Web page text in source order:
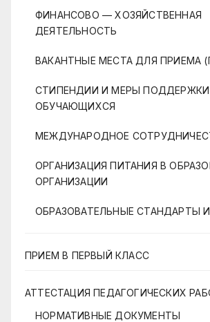
ФИНАНСОВО — ХОЗЯЙСТВЕННАЯ
ДЕЯТЕЛЬНОСТЬ
ВАКАНТНЫЕ МЕСТА ДЛЯ ПРИЕМА
СТИПЕНДИИ И МЕРЫ ПОДДЕРЖКИ
ОБУЧАЮЩИХСЯ
МЕЖДУНАРОДНОЕ
ОРГАНИЗАЦИЯ ПИТАНИЯ В
ОРГАНИЗАЦИИ
ОБРАЗОВАТЕЛЬНЫЕ СТАНДАРТЫ
ПРИЕМ В ПЕРВЫЙ КЛАСС
АТТЕСТАЦИЯ ПЕДАГОГИЧЕСКИХ
НОРМАТИВНЫЕ ДОКУМЕНТЫ